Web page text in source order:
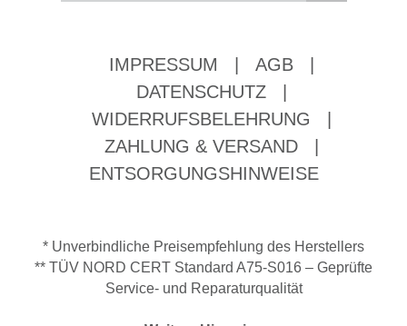
IMPRESSUM AGB
DATENSCHUTZ
WIDERRUFSBELEHRUNG
ZAHLUNG & VERSAND
ENTSORGUNGSHINWEISE
* Unverbindliche Preisempfehlung des Herstellers
** TÜV NORD CERT Standard A75-S016 – Geprüfte
Service- und Reparaturqualität